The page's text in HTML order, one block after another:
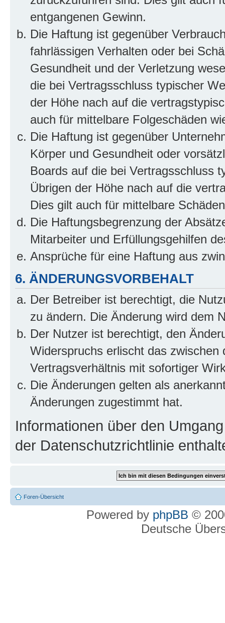
entgangenen Gewinn.
Die Haftung ist gegenüber
fahrlässigen Verhalten oder bei
Gesundheit und der Verletzung
die bei Vertragsschluss typischer
der Höhe nach auf die
auch für mittelbare Folgeschäden
Die Haftung ist gegenüber
Körper und Gesundheit oder
Boards auf die bei Vertragsschluss
Übrigen der Höhe nach auf die
Dies gilt auch für mittelbare
Die Haftungsbegrenzung der
Mitarbeiter und Erfüllungsgehilfen
Ansprüche für eine Haftung aus
6. ÄNDERUNGSVORBEHALT
Der Betreiber ist berechtigt, die
zu ändern. Die Änderung wird dem
Der Nutzer ist berechtigt, den
Widerspruchs erlischt das
Vertragsverhältnis mit sofortiger
Die Änderungen gelten als
Änderungen zugestimmt hat.
Informationen über den
der Datenschutzrichtlinie
Foren-Übersicht
Powered by phpBB ©
Deutsche